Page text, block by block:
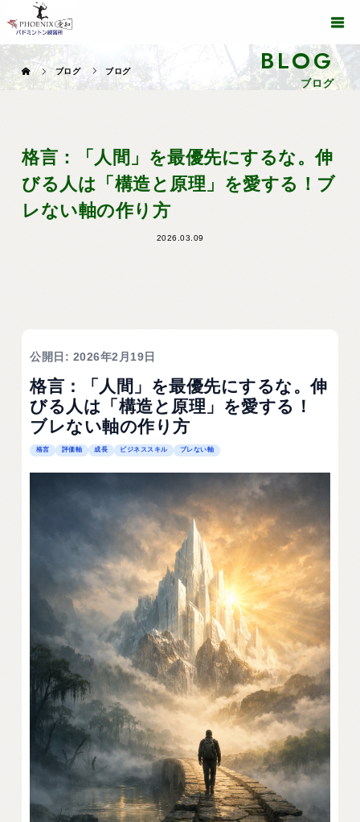
BLOG
ブログ
ブログ ブログ
格言：「人間」を最優先にするな。伸
びる人は「構造と原理」を愛する！ブ
レない軸の作り方
2026.03.09
公開日: 2026年2月19日
格言：「人間」を最優先にするな。伸
びる人は「構造と原理」を愛する！
ブレない軸の作り方
格言 評価軸 成長 ビジネススキル ブレない軸